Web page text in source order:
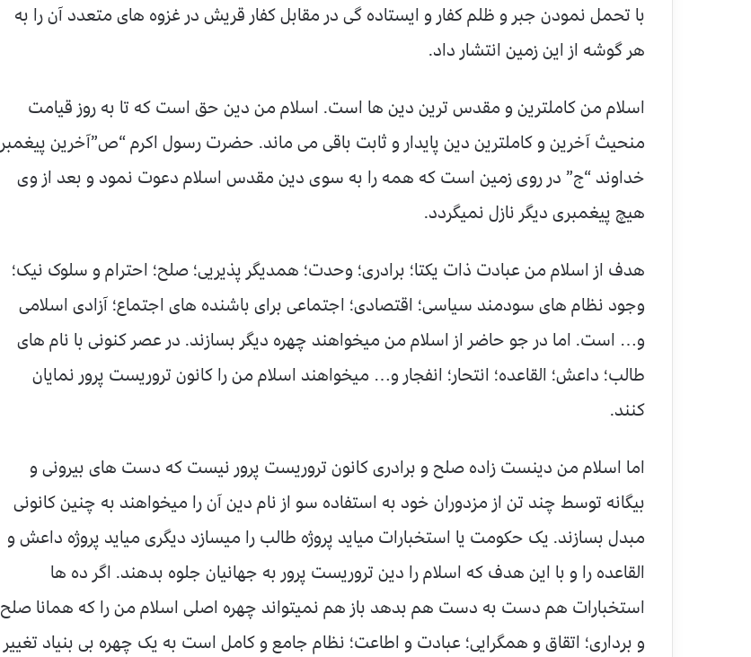
با تحمل نمودن جبر و ظلم کفار و ایستاده گی در مقابل کفار قریش در غزوه های متعدد آن را به
هر گوشه از این زمین انتشار داد.
اسلام من کاملترین و مقدس ترین دین ها است. اسلام من دین حق است که تا به روز قیامت
منحیث آخرین و کاملترین دین پایدار و ثابت باقی می ماند. حضرت رسول اکرم “ص”آخرین پیغمبر
خداوند “ج” در روی زمین است که همه را به سوی دین مقدس اسلام دعوت نمود و بعد از وی
هیچ پیغمبری دیگر نازل نمیگردد.
هدف از اسلام من عبادت ذات یکتا؛ برادری؛ وحدت؛ همدیگر پذیریی؛ صلح؛ احترام و سلوک نیک؛
وجود نظام های سودمند سیاسی؛ اقتصادی؛ اجتماعی برای باشنده های اجتماع؛ آزادی اسلامی
و… است. اما در جو حاضر از اسلام من میخواهند چهره دیگر بسازند. در عصر کنونی با نام های
طالب؛ داعش؛ القاعده؛ انتحار؛ انفجار و… میخواهند اسلام من را کانون تروریست پرور نمایان
کنند.
اما اسلام من دینست زاده صلح و برادری کانون تروریست پرور نیست که دست های بیرونی و
بیگانه توسط چند تن از مزدوران خود به استفاده سو از نام دین آن را میخواهند به چنین کانونی
مبدل بسازند. یک حکومت یا استخبارات میاید پروژه طالب را میسازد دیگری میاید پروژه داعش و
القاعده را و با این هدف که اسلام را دین تروریست پرور به جهانیان جلوه بدهند. اگر ده ها
استخبارات هم دست به دست هم بدهد باز هم نمیتواند چهره اصلی اسلام من را که همانا صلح
و برداری؛ اتقاق و همگرایی؛ عبادت و اطاعت؛ نظام جامع و کامل است به یک چهره بی بنیاد تغییر